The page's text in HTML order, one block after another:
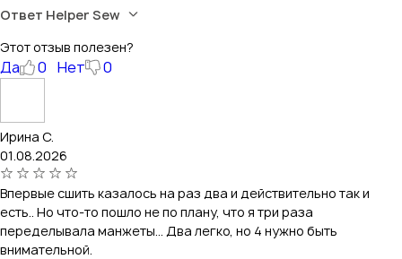
Ответ Helper Sew
Этот отзыв полезен?
Да 0 Нет 0
Ирина С.
01.08.2026
Впервые сшить казалось на раз два и действительно так и
есть.. Но что-то пошло не по плану, что я три раза
переделывала манжеты... Два легко, но 4 нужно быть
внимательной.